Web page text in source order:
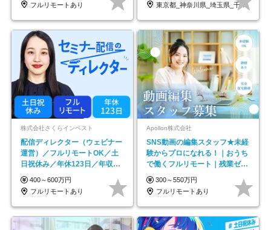
フルリモートあり
東京都_神奈川県_埼玉県_千葉県_大阪府…
株式会社さくらインベスト
配信ディレクター（ウェビナー
運営）／フルリモートOK／土
日祝休み／年休123日／年収
600万円可
400～600万円
フルリモートあり
Apollon株式会社
SNS動画の編集スタッフ★未経
験からプロになれる！｜おうち
で働くフルリモート｜残業ゼロ
で18時退勤◎
300～550万円
フルリモートあり